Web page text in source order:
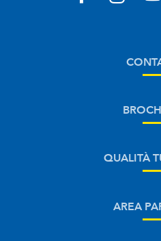
QUALITÀ
AREA